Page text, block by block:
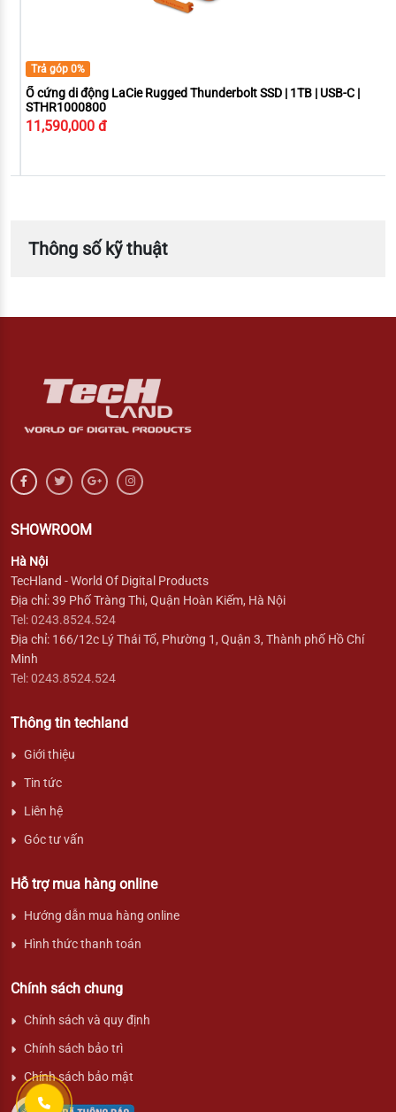
Trả góp 0%
Ổ cứng di động LaCie Rugged Thunderbolt SSD | 1TB | USB-C |
STHR1000800
11,590,000 đ
Thông số kỹ thuật
SHOWROOM
Hà Nội
TecHland - World Of Digital Products
Địa chỉ: 39 Phố Tràng Thi, Quận Hoàn Kiếm, Hà Nội
Tel: 0243.8524.524
Địa chỉ: 166/12c Lý Thái Tổ, Phường 1, Quận 3, Thành phố Hồ Chí
Minh
Tel: 0243.8524.524
Thông tin techland
Giới thiệu
Tin tức
Liên hệ
Góc tư vấn
Hỗ trợ mua hàng online
Hướng dẫn mua hàng online
Hình thức thanh toán
Chính sách chung
Chính sách và quy định
Chính sách bảo trì
Chính sách bảo mật